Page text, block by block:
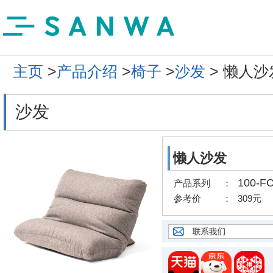
主页 >产品介绍 >椅子 >沙发 > 懒人沙
沙发
懒人沙发
产品系列 ： 100-
参考价 ： 309元